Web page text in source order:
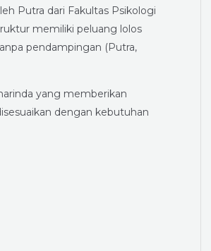
Putra dari Fakultas Psikologi
memiliki peluang lolos
pendampingan (Putra,
yang memberikan
dengan kebutuhan